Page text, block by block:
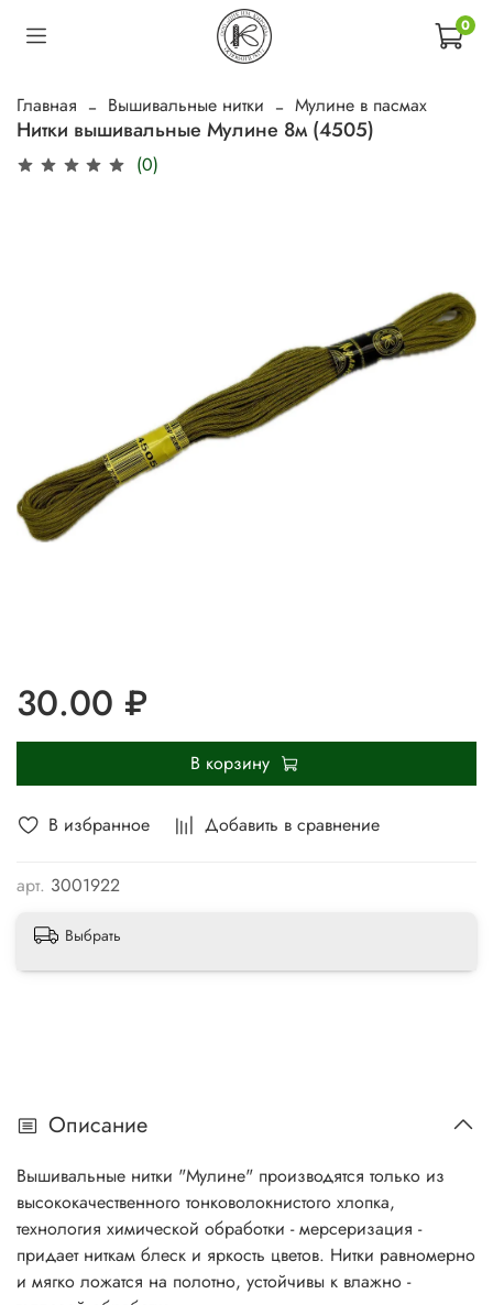
0
Главная Вышивальные нитки Мулине в пасмах
Нитки вышивальные Мулине 8м (4505)
(0)
В избранное Добавить в сравнение
арт. 3001922
30.00 ₽
В корзину
Выбрать
Описание
Вышивальные нитки "Мулине" производятся только из
высококачественного тонковолокнистого хлопка,
технология химической обработки - мерсеризация -
придает ниткам блеск и яркость цветов. Нитки равномерно
и мягко ложатся на полотно, устойчивы к влажно -